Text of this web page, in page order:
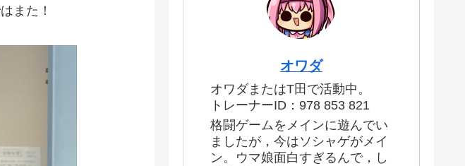
また！
オワダ
オワダまたはT田で活動中。
トレーナーID：978 853 821
格闘ゲームをメインに遊んでい
ましたが，今はソシャゲがメイ
ン。ウマ娘面白すぎるんで，し